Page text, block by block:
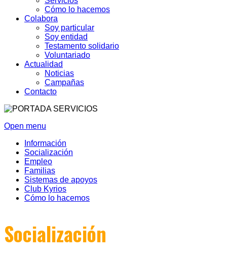
Cómo lo hacemos
Colabora
Soy particular
Soy entidad
Testamento solidario
Voluntariado
Actualidad
Noticias
Campañas
Contacto
Open menu
Información
Socialización
Empleo
Familias
Sistemas de apoyos
Club Kyrios
Cómo lo hacemos
Socialización